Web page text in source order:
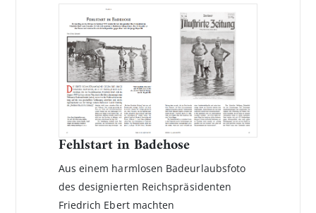
Fehlstart in Badehose
Aus einem harmlosen Badeurlaubsfoto
des designierten Reichs­präsidenten
Friedrich Ebert machten